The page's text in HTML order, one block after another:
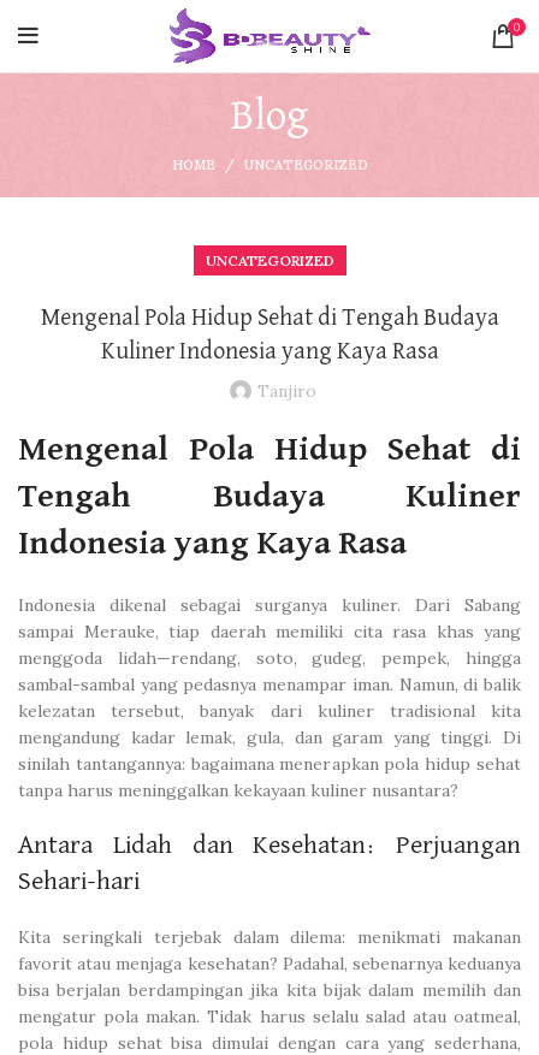
0
Blog
HOME UNCATEGORIZED
UNCATEGORIZED
Mengenal Pola Hidup Sehat di Tengah Budaya
Kuliner Indonesia yang Kaya Rasa
Tanjiro
Mengenal Pola Hidup Sehat di
Tengah Budaya Kuliner
Indonesia yang Kaya Rasa
Indonesia dikenal sebagai surganya kuliner. Dari Sabang
sampai Merauke, tiap daerah memiliki cita rasa khas yang
menggoda lidah—rendang, soto, gudeg, pempek, hingga
sambal-sambal yang pedasnya menampar iman. Namun, di balik
kelezatan tersebut, banyak dari kuliner tradisional kita
mengandung kadar lemak, gula, dan garam yang tinggi. Di
sinilah tantangannya: bagaimana menerapkan pola hidup sehat
tanpa harus meninggalkan kekayaan kuliner nusantara?
Antara Lidah dan Kesehatan: Perjuangan
Sehari-hari
Kita seringkali terjebak dalam dilema: menikmati makanan
favorit atau menjaga kesehatan? Padahal, sebenarnya keduanya
bisa berjalan berdampingan jika kita bijak dalam memilih dan
mengatur pola makan. Tidak harus selalu salad atau oatmeal,
pola hidup sehat bisa dimulai dengan cara yang sederhana,